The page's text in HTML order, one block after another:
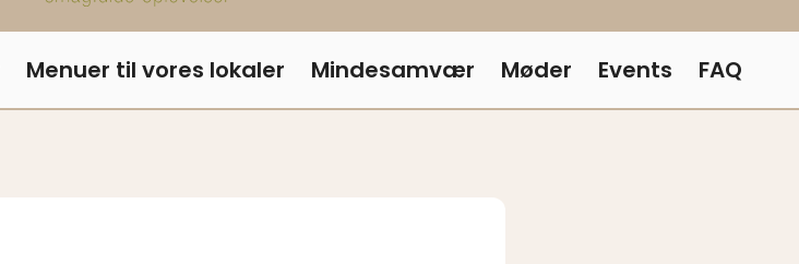
Menuer til vores lokaler Mindesamvær Møder Events FAQ